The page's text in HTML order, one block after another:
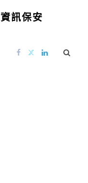
資訊保安